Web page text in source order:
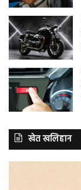
खेत खलिहान